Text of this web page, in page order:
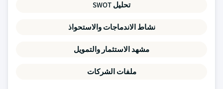
تحليل SWOT
نشاط الاندماجات والاستحواذ
مشهد الاستثمار والتمويل
ملفات الشركات